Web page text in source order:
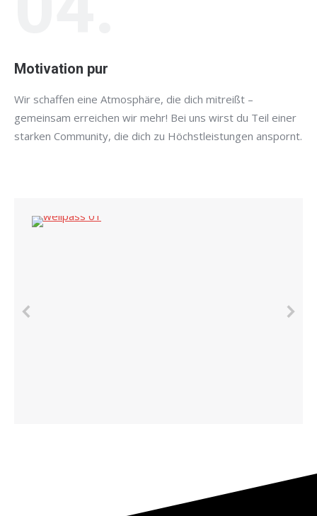
Motivation pur
Wir schaffen eine Atmosphäre, die dich mitreißt –
gemeinsam erreichen wir mehr! Bei uns wirst du Teil einer
starken Community, die dich zu Höchstleistungen anspornt.